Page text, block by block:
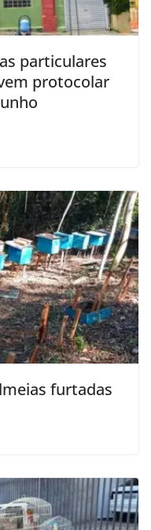
particulares
protocolar
furtadas